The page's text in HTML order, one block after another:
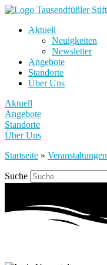
Aktuell
Neuigkeiten
Newsletter
Angebote
Standorte
Über Uns
Aktuell
Angebote
Standorte
Über Uns
Startseite » Veranstaltungen
Suche